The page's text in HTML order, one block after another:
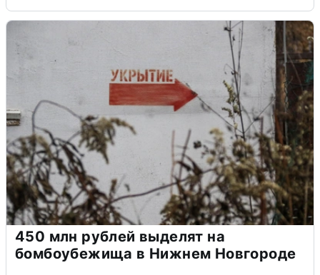
450 млн рублей выделят на
бомбоубежища в Нижнем Новгороде